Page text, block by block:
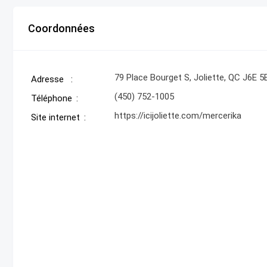
Coordonnées
Adresse
79 Place Bourget S, Joliette, QC J6E
Téléphone
(450) 752-1005
Site internet
https://icijoliette.com/mercerika